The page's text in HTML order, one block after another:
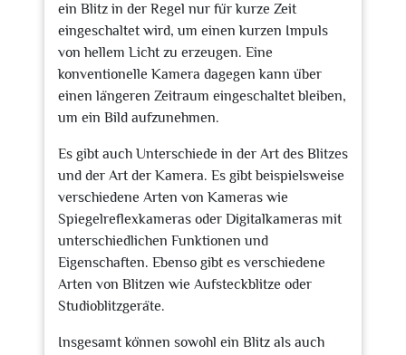
ein Blitz in der Regel nur für kurze Zeit
eingeschaltet wird, um einen kurzen Impuls
von hellem Licht zu erzeugen. Eine
konventionelle Kamera dagegen kann über
einen längeren Zeitraum eingeschaltet bleiben,
um ein Bild aufzunehmen.
Es gibt auch Unterschiede in der Art des Blitzes
und der Art der Kamera. Es gibt beispielsweise
verschiedene Arten von Kameras wie
Spiegelreflexkameras oder Digitalkameras mit
unterschiedlichen Funktionen und
Eigenschaften. Ebenso gibt es verschiedene
Arten von Blitzen wie Aufsteckblitze oder
Studioblitzgeräte.
Insgesamt können sowohl ein Blitz als auch